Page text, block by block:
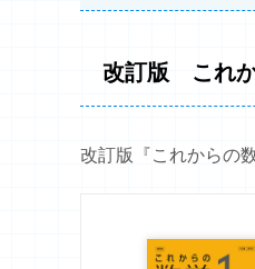
改訂版 これ
改訂版『これからの